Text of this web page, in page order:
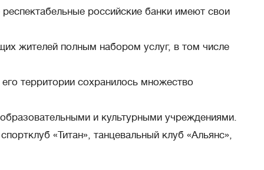
российские банки имеют свои
жителей полным набором услуг, в том числе
территории сохранилось множество
и культурными учреждениями.
«Титан», танцевальный клуб «Альянс»,